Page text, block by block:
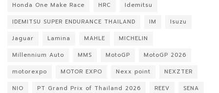
Honda One Make Race
HRC
Idemitsu
IDEMITSU SUPER ENDURANCE THAILAND
IM
Isuzu
Jaguar
Lamina MAHLE
MICHELIN
Millennium Auto
MMS MotoGP
MotoGP 2026
motorexpo
MOTOR EXPO Nexx point
NEXZTER
NIO
PT Grand Prix of Thailand 2026 REEV
SENA